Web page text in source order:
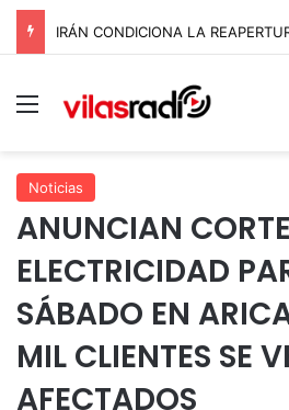
Menú
Noticias
ANUNCIAN
ELECTRICIDAD
SÁBADO EN
MIL CLIENTES SE
AFECTADOS